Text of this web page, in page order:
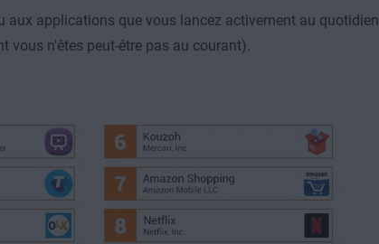
aux applications que vous lancez activement au quotidien
vous n'êtes peut-être pas au courant).